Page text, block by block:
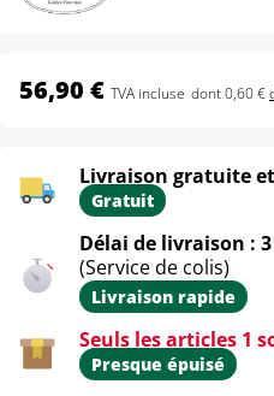
56,90 € TVA incluse dont 0,60 €
Livraison gratuite
Gratuit
Délai de livraison :
(Service de colis)
Livraison rapide
Seuls les articles 1
Presque épuisé